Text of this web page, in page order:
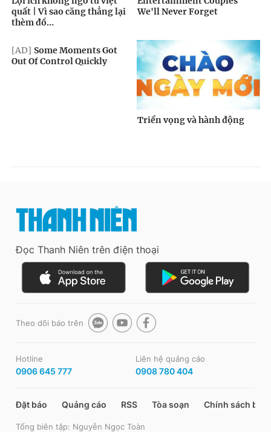
Đọc Thanh Niên trên điện thoại
Theo dõi báo trên
Hotline
0906 645 777
Liên hệ quảng cáo
0908 780 404
Đặt báo Quảng cáo RSS Tòa soạn Chính sách bảo
Tổng biên tập: Nguyễn Ngọc Toàn